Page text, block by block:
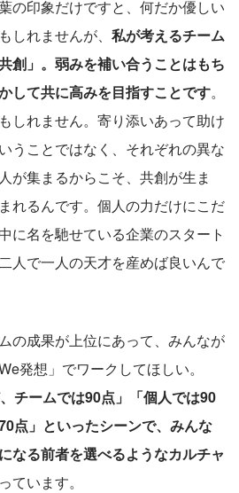
の印象だけですと、何だか優しい
しれませんが、 私が考えるチーム
創」。弱みを補い合うことはもち
して共に高みを目指すことです。
しれません。寄り添いあって助け
うことではなく、それぞれの異な
が集まるからこそ、共創が生ま
れるんです。個人の力だけにこだ
に名を馳せている企業のスタート
人で一人の天才を産めば良いんで
の成果が上位にあって、みんなが
発想」でワークしてほしい。
チームでは90点」「個人では90
点」といったシーンで、みんな
なる前者を選べるようなカルチャ
ています。